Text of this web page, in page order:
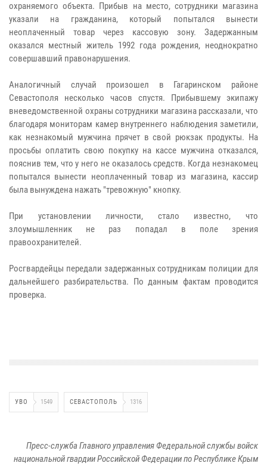
охраняемого объекта. Прибыв на место, сотрудники магазина
указали на гражданина, который попытался вынести
неоплаченный товар через кассовую зону. Задержанным
оказался местный житель 1992 года рождения, неоднократно
совершавший правонарушения.
Аналогичный случай произошел в Гагаринском районе
Севастополя несколько часов спустя. Прибывшему экипажу
вневедомственной охраны сотрудники магазина рассказали, что
благодаря мониторам камер внутреннего наблюдения заметили,
как незнакомый мужчина прячет в свой рюкзак продукты. На
просьбы оплатить свою покупку на кассе мужчина отказался,
пояснив тем, что у него не оказалось средств. Когда незнакомец
попытался вынести неоплаченный товар из магазина, кассир
была вынуждена нажать "тревожную" кнопку.
При установлении личности, стало известно, что
злоумышленник не раз попадал в поле зрения
правоохранителей.
Росгвардейцы передали задержанных сотрудникам полиции для
дальнейшего разбирательства. По данным фактам проводится
проверка.
УВО 1549 СЕВАСТОПОЛЬ 1316
Пресс-служба Главного управления Федеральной службы войск
национальной гвардии Российской Федерации по Республике Крым